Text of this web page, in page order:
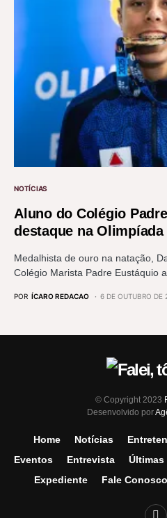
NOTÍCIAS
Aluno do Colégio
destaque na Olimpíada
Medalhista de ouro na natação,
Colégio Marista Padre Eustáquio
POR ÍCARO REDACAO 6 DE OUTUBRO DE
© Copyright 2023
Desenvolvido por
Home Notícias
Eventos
Entrevista
Expediente
Fale Conosco